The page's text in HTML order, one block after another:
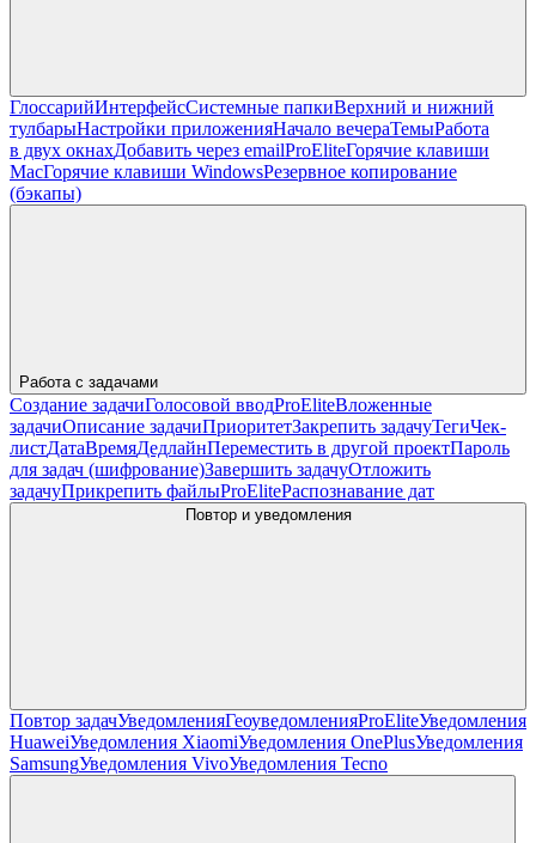
ГлоссарийИнтерфейсСистемные папкиВерхний и нижний
тулбарыНастройки приложенияНачало вечераТемыРабота
в двух окнахДобавить через emailProEliteГорячие клавиши
MacГорячие клавиши WindowsРезервное копирование
(бэкапы)
Работа с задачами
Создание задачиГолосовой вводProEliteВложенные
задачиОписание задачиПриоритетЗакрепить задачуТегиЧек-
листДатаВремяДедлайнПереместить в другой проектПароль
для задач (шифрование)Завершить задачуОтложить
задачуПрикрепить файлыProEliteРаспознавание дат
Повтор и уведомления
Повтор задачУведомленияГеоуведомленияProEliteУведомления
HuaweiУведомления XiaomiУведомления OnePlusУведомления
SamsungУведомления VivoУведомления Tecno